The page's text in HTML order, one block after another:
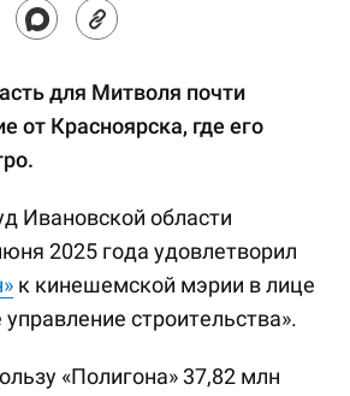
для Митволя почти
от Красноярска, где его
Ивановской области
2025 года удовлетворил
к кинешемской мэрии в лице
строительства».
«Полигона» 37,82 млн